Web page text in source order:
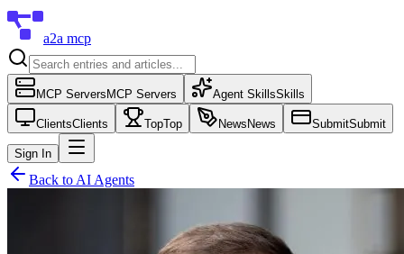
a2a mcp
MCP Servers MCP Servers Agent SkillsSkills
ClientsClients TopTop News News SubmitSubmit
Sign In
Back to AI Agents